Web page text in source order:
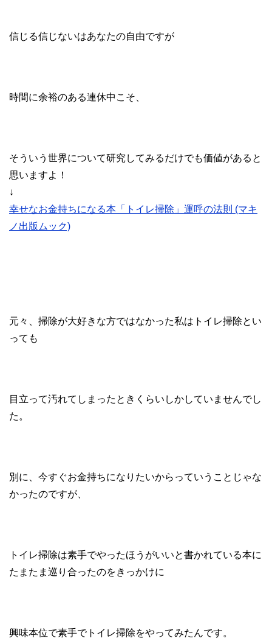
信じる信じないはあなたの自由ですが
時間に余裕のある連休中こそ、
そういう世界について研究してみるだけでも価値があると
思いますよ！
↓
幸せなお金持ちになる本「トイレ掃除」運呼の法則 (マキ
ノ出版ムック)
元々、掃除が大好きな方ではなかった私はトイレ掃除とい
っても
目立って汚れてしまったときくらいしかしていませんでし
た。
別に、今すぐお金持ちになりたいからっていうことじゃな
かったのですが、
トイレ掃除は素手でやったほうがいいと書かれている本に
たまたま巡り合ったのをきっかけに
興味本位で素手でトイレ掃除をやってみたんです。